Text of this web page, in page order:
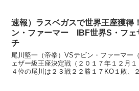
速報）ラスベガスで世界王座獲
ン・ファーマー IBF世界S・フェ
チ
尾川堅一（帝拳）VSテビン・ファーマー
ェザー級王座決定戦（２０１７年１２月
４位の尾川は２３戦２２勝１７KO１敗、